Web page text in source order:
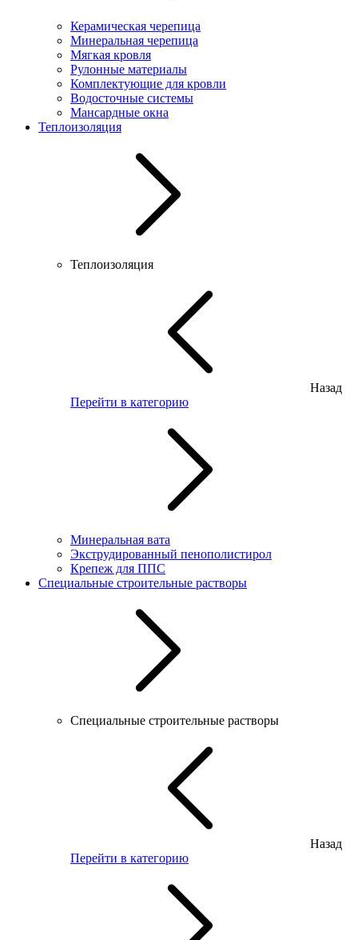
Керамическая черепица
Минеральная черепица
Мягкая кровля
Рулонные материалы
Комплектующие для кровли
Водосточные системы
Мансардные окна
Теплоизоляция
Теплоизоляция
Назад
Перейти в категорию
Минеральная вата
Экструдированный пенополистирол
Крепеж для ППС
Специальные строительные растворы
Специальные строительные растворы
Назад
Перейти в категорию